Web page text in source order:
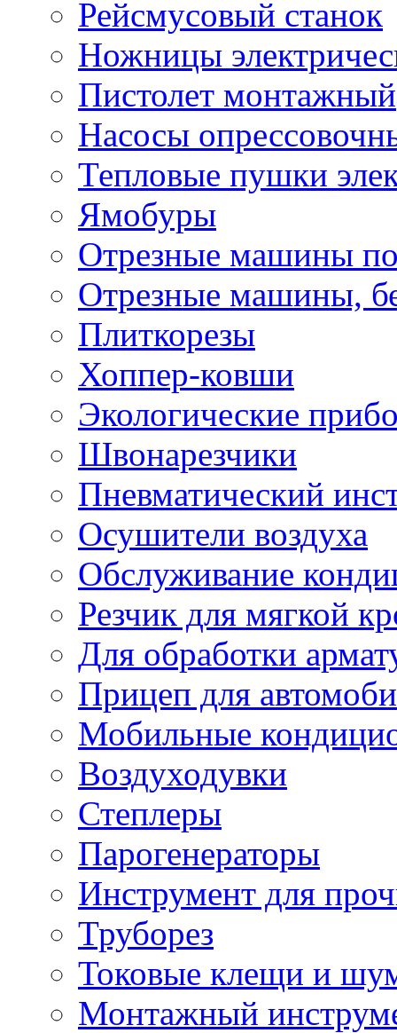
Рейсмусовый станок
Ножницы
Пистолет монтажный
Насосы
Тепловые пушки
Ямобуры
Отрезные машины
Отрезные машины,
Плиткорезы
Хоппер-ковши
Экологические
Швонарезчики
Пневматический
Осушители воздуха
Обслуживание
Резчик для мягкой
Для обработки
Прицеп для
Мобильные
Воздуходувки
Степлеры
Парогенераторы
Инструмент для
Труборез
Токовые клещи и
Монтажный